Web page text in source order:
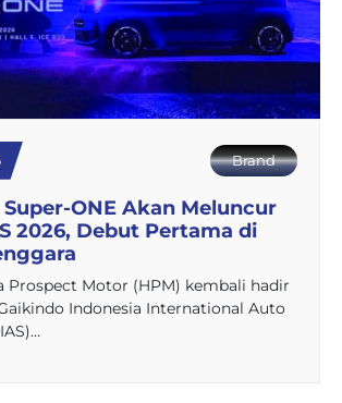
Brand
ONE Akan Meluncur
2026, Debut Pertama di
Prospect Motor (HPM) kembali hadir
Indonesia International Auto